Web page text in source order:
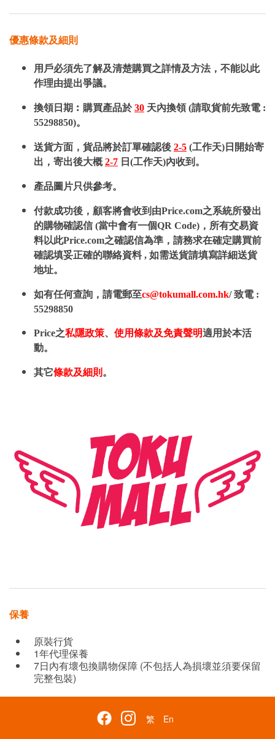
優惠條款及細則
用戶必須先了解及清楚購買之詳情及方法，不能以此
作理由提出爭議。
換領日期︰購買產品於30 天內換領 (請取貨前先致電 :
55298850)。
送貨方面，貨品將於訂單確認後 2-5 (工作天)日開始寄
出，寄出後大概2-7 日(工作天)內收到。
產品圖片只供參考。
付款成功後，顧客將會收到由Price.com之系統所發出
的購物確認信 (當中會有一個QR Code)，所有交易資
料以此Price.com之確認信為準，請務求在確定購買前
確認填妥正確的聯絡資料 , 如需送貨請填寫詳細送貨
地址。
如有任何查詢，請電郵至cs@tokumall.com.hk/ 致電 :
55298850
Price之私隱政策、 使用條款及免責聲明適用於本活
動。
其它條款及細則 。
保養
原裝行貨
1年代理保養
7日內有壞包換購物保障 (不包括人為損壞並須要保留
完整包裝)
繁
En